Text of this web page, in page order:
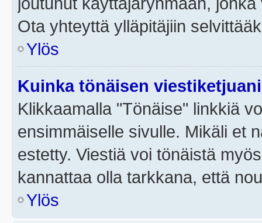
Ota yhteyttä ylläpitäjiin
Ylös
Kuinka tönäisen
Klikkaamalla "Tönäise" linkkiä
ensimmäiselle sivulle. Mikäli et
estetty. Viestiä voi tönäistä
kannattaa olla tarkkana, että
Ylös